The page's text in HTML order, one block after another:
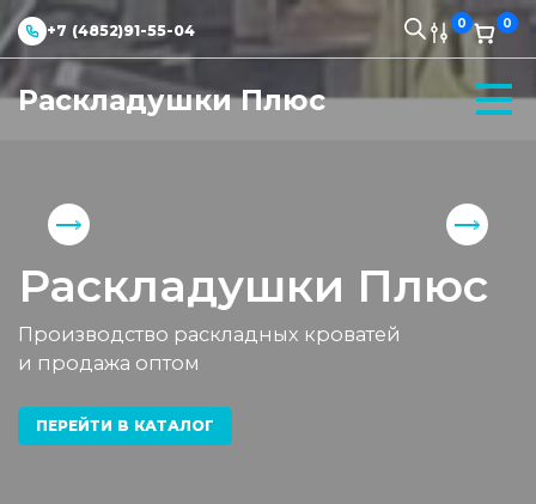
+7 (4852)91-55-04 0 0
Раскладушки Плюс
Раскладушки Плюс
Производство раскладных кроватей
и продажа оптом
ПЕРЕЙТИ В КАТАЛОГ